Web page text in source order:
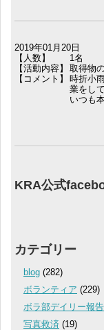
2019年01月20日
【人数】
1名
【活動内容】
取得物
【コメント】
時折小
業をし
いつも
KRA公式
カテゴリー
blog (282)
ボランティア (229)
ボラ部デイリー報告
写真救済 (19)